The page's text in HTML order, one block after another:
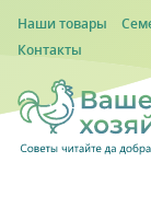
Наши товары
Контакты